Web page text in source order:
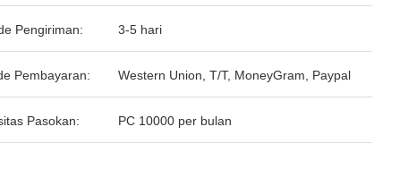
Pengiriman: 3-5 hari
Pembayaran: Western Union, T/T, MoneyGram, Paypal
Pasokan: PC 10000 per bulan